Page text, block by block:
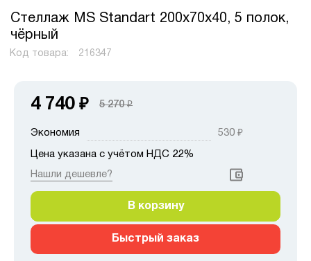
Стеллаж MS Standart 200х70х40, 5 полок,
чёрный
Код товара: 216347
4 740 ₽ 5 270₽
Экономия 530 ₽
Цена указана с учётом НДС 22%
Нашли дешевле?
В корзину
Быстрый заказ